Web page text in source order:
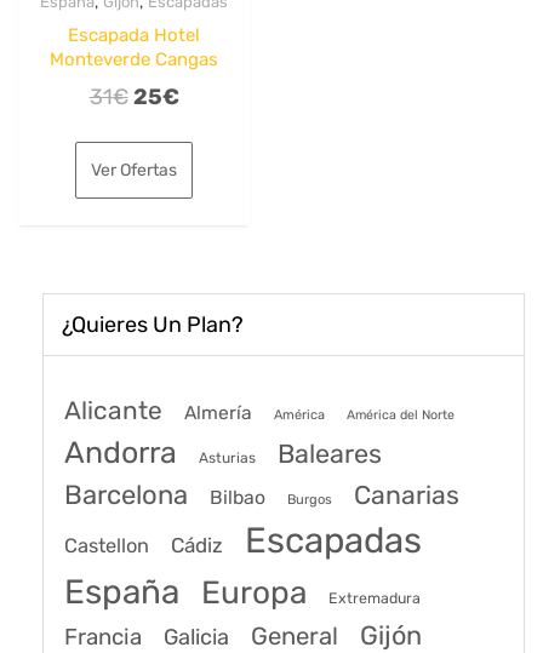
Escapada Hotel
Monteverde Cangas
31€ El
original
era:
25€El
es:
Ver Ofertas
¿Quieres Un Plan?
Alicante Almería América América del Norte
Andorra Asturias Baleares
Barcelona Bilbao Burgos Canarias
Castellon Cádiz Escapadas
España Europa Extremadura
Francia Galicia General Gijón